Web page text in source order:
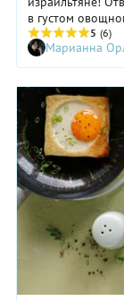
в густом
национальным
Она приехала в
Туниса, Алжира
берберского
последние
что появились
И это цветная
белая!
5 (6)
Марианна